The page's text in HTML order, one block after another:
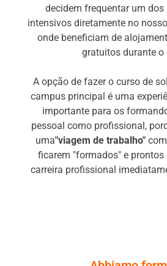
decidem frequentar um
intensivos diretamente no
onde beneficiam de
gratuitos durante o
A opção de fazer o curso de
campus principal é uma
importante para os
pessoal como profissional,
uma"viagem de trabalho"
ficarem "formados" e
carreira profissional